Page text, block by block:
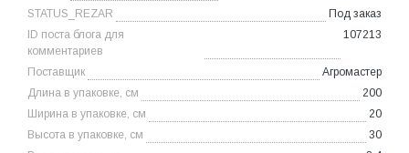
STATUS_REZAR
Под заказ
ID поста блога для
комментариев
107213
Поставщик
Агромастер
Длина в упаковке, см
200
Ширина в упаковке, см
20
Высота в упаковке, см
30